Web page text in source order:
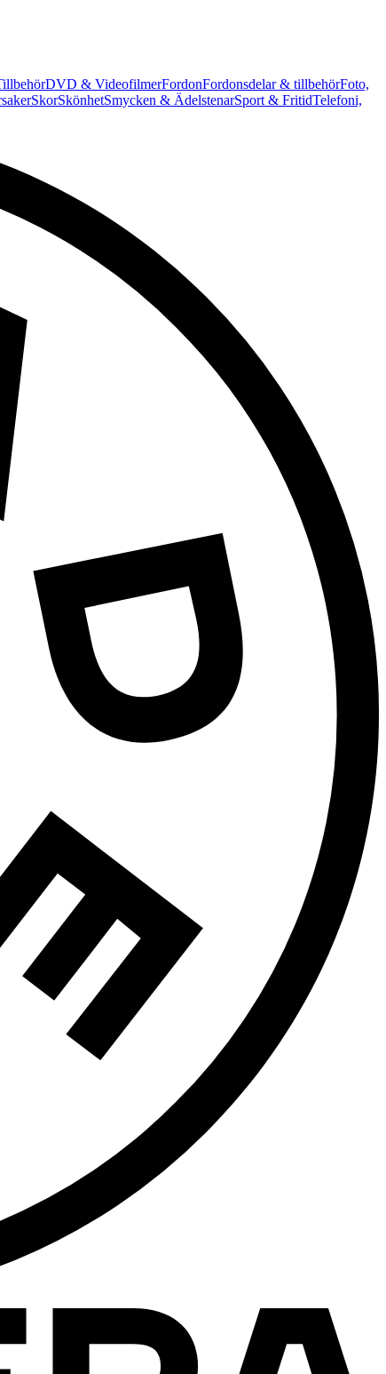
DVD & VideofilmerFordonFordonsdelar & tillbehörFoto,
SkorSkönhetSmycken & ÄdelstenarSport & FritidTelefoni,